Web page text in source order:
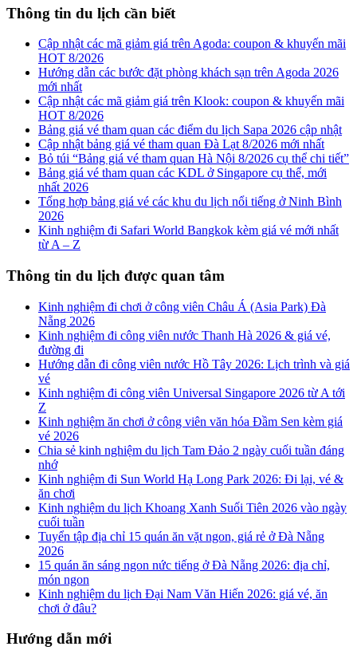
Thông tin du lịch cần biết
Cập nhật các mã giảm giá trên Agoda: coupon & khuyến mãi
HOT 8/2026
Hướng dẫn các bước đặt phòng khách sạn trên Agoda 2026
mới nhất
Cập nhật các mã giảm giá trên Klook: coupon & khuyến mãi
HOT 8/2026
Bảng giá vé tham quan các điểm du lịch Sapa 2026 cập nhật
Cập nhật bảng giá vé tham quan Đà Lạt 8/2026 mới nhất
Bỏ túi “Bảng giá vé tham quan Hà Nội 8/2026 cụ thể chi tiết”
Bảng giá vé tham quan các KDL ở Singapore cụ thể, mới
nhất 2026
Tổng hợp bảng giá vé các khu du lịch nổi tiếng ở Ninh Bình
2026
Kinh nghiệm đi Safari World Bangkok kèm giá vé mới nhất
từ A – Z
Thông tin du lịch được quan tâm
Kinh nghiệm đi chơi ở công viên Châu Á (Asia Park) Đà
Nẵng 2026
Kinh nghiệm đi công viên nước Thanh Hà 2026 & giá vé,
đường đi
Hướng dẫn đi công viên nước Hồ Tây 2026: Lịch trình và giá
vé
Kinh nghiệm đi công viên Universal Singapore 2026 từ A tới
Z
Kinh nghiệm ăn chơi ở công viên văn hóa Đầm Sen kèm giá
vé 2026
Chia sẻ kinh nghiệm du lịch Tam Đảo 2 ngày cuối tuần đáng
nhớ
Kinh nghiệm đi Sun World Hạ Long Park 2026: Đi lại, vé &
ăn chơi
Kinh nghiệm du lịch Khoang Xanh Suối Tiên 2026 vào ngày
cuối tuần
Tuyển tập địa chỉ 15 quán ăn vặt ngon, giá rẻ ở Đà Nẵng
2026
15 quán ăn sáng ngon nức tiếng ở Đà Nẵng 2026: địa chỉ,
món ngon
Kinh nghiệm du lịch Đại Nam Văn Hiến 2026: giá vé, ăn
chơi ở đâu?
Hướng dẫn mới